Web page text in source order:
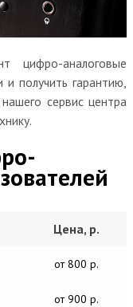
цифро-аналоговые
получить гарантию,
сервис центра
Цена, р.
от 800 р.
от 900 р.